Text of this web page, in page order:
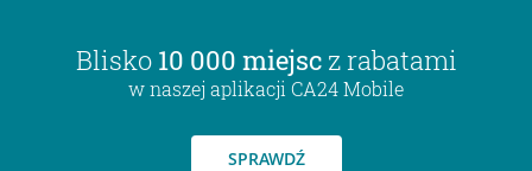
Blisko 10 000 miejsc z rabatami
w naszej aplikacji CA24 Mobile
SPRAWDŹ